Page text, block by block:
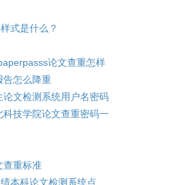
式是什么？
论文查重怎样
告怎么降重
文检测系统用户名密码
技学院论文查重密码一
查重标准
本科论文检测系统点